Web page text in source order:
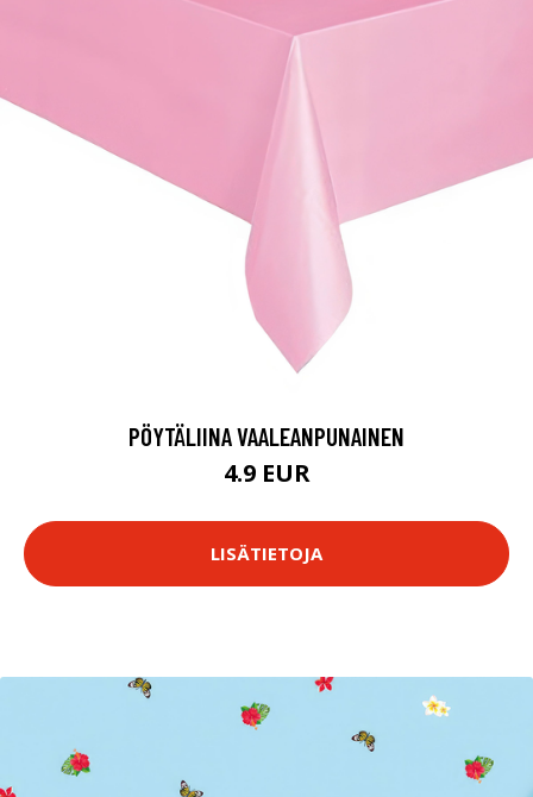
PÖYTÄLIINA VAALEANPUNAINEN
4.9 EUR
LISÄTIETOJA